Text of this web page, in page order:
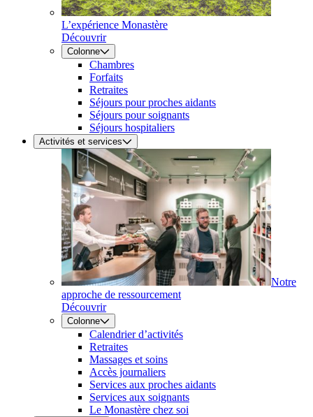
L’expérience Monastère
Découvrir
Colonne
Chambres
Forfaits
Retraites
Séjours pour proches aidants
Séjours pour soignants
Séjours hospitaliers
Activités et services
Notre
approche de ressourcement
Découvrir
Colonne
Calendrier d’activités
Retraites
Massages et soins
Accès journaliers
Services aux proches aidants
Services aux soignants
Le Monastère chez soi